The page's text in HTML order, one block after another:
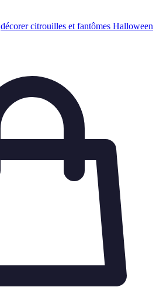
décorer citrouilles et fantômes Halloween